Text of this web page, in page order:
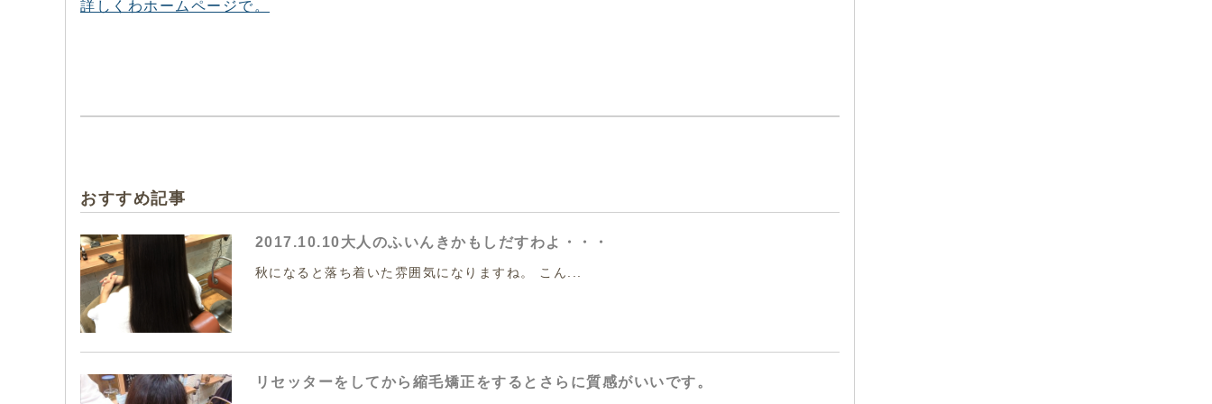
詳しくわホームページで。
おすすめ記事
2017.10.10大人のふいんきかもしだすわよ・・・
秋になると落ち着いた雰囲気になりますね。 こん...
リセッターをしてから縮毛矯正をするとさらに質感がいいです。